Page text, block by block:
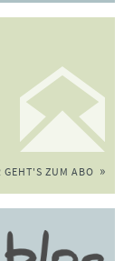
GEHT'S ZUM ABO